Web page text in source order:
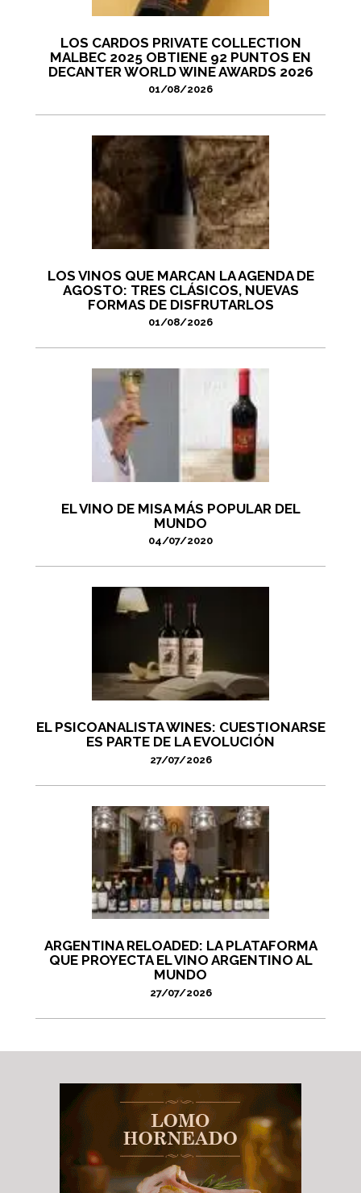
LOS CARDOS PRIVATE COLLECTION
MALBEC 2025 OBTIENE 92 PUNTOS EN
DECANTER WORLD WINE AWARDS 2026
01/08/2026
LOS VINOS QUE MARCAN LA AGENDA DE
AGOSTO: TRES CLÁSICOS, NUEVAS
FORMAS DE DISFRUTARLOS
01/08/2026
EL VINO DE MISA MÁS POPULAR DEL
MUNDO
04/07/2020
EL PSICOANALISTA WINES: CUESTIONARSE
ES PARTE DE LA EVOLUCIÓN
27/07/2026
ARGENTINA RELOADED: LA PLATAFORMA
QUE PROYECTA EL VINO ARGENTINO AL
MUNDO
27/07/2026